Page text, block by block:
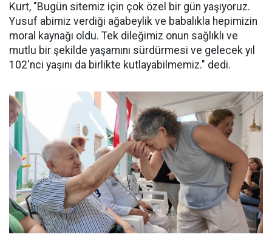
Kurt, "Bugün sitemiz için çok özel bir gün yaşıyoruz.
Yusuf abimiz verdiği ağabeylik ve babalıkla hepimizin
moral kaynağı oldu. Tek dileğimiz onun sağlıklı ve
mutlu bir şekilde yaşamını sürdürmesi ve gelecek yıl
102'nci yaşını da birlikte kutlayabilmemiz." dedi.